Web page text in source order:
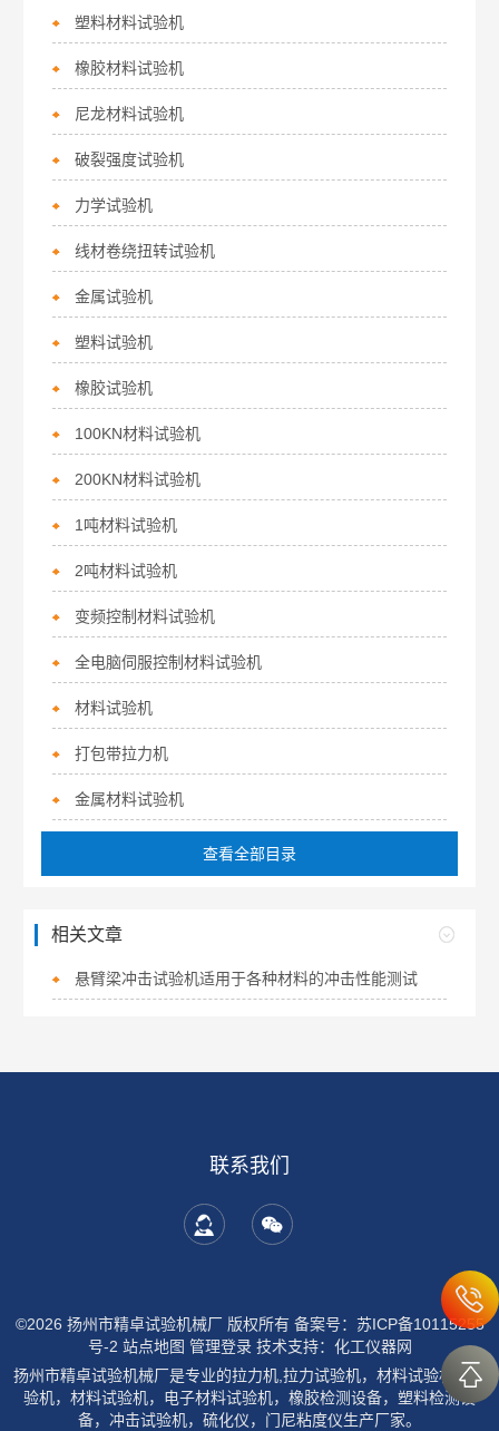
塑料材料试验机
橡胶材料试验机
尼龙材料试验机
破裂强度试验机
力学试验机
线材卷绕扭转试验机
金属试验机
塑料试验机
橡胶试验机
100KN材料试验机
200KN材料试验机
1吨材料试验机
2吨材料试验机
变频控制材料试验机
全电脑伺服控制材料试验机
材料试验机
打包带拉力机
金属材料试验机
查看全部目录
相关文章
悬臂梁冲击试验机适用于各种材料的冲击性能测试
联系我们
©2026 扬州市精卓试验机械厂 版权所有 备案号：苏ICP备10115255
号-2 站点地图 管理登录技术支持： 化工仪器网
扬州市精卓试验机械厂是专业的拉力机,拉力试验机，材料试验机，试
验机，材料试验机，电子材料试验机，橡胶检测设备，塑料检测设
备，冲击试验机，硫化仪，门尼粘度仪生产厂家。